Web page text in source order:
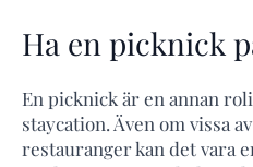
Ha en picknick
En picknick är en annan
staycation. Även om vissa
restauranger kan det vara